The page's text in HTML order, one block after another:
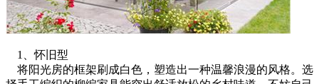
1、怀旧型
将阳光房的框架刷成白色，塑造出一种温馨浪漫的风格。选